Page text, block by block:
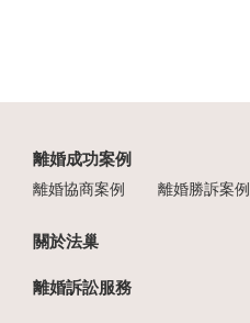
離婚成功案例
離婚協商案例 離婚勝訴案例
關於法巢
離婚訴訟服務